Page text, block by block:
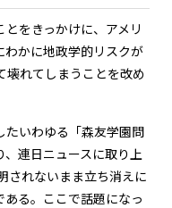
をきっかけに、アメリ
かに地政学的リスクが
壊れてしまうことを改め
たいわゆる「森友学園問
連日ニュースに取り上
されないまま立ち消えに
る。ここで話題になっ